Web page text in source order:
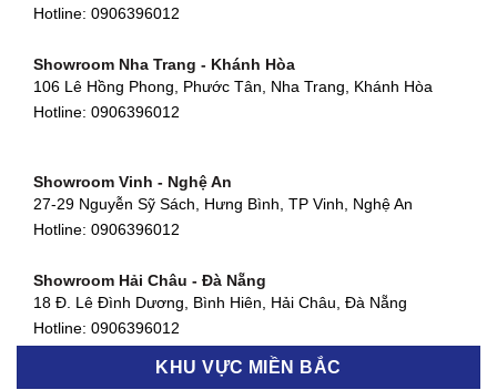
Showroom Thuận An - Bình Dương
Showroom Quận 11 - TP. HCM
Showroom Quận 4 - TP. HCM
127 Khánh Hội, Phường 3, Quận 4,TP. HCM
Showroom Quận 7 - TP. HCM
877 Huỳnh Tấn Phát, Phú Thuận, Quận 7, TP HCM
Hotline:0906396012
Hotline: 0906396012
Showroom Nha Trang - Khánh Hòa
106 Lê Hồng Phong, Phước Tân, Nha Trang, Khánh Hòa
Hotline: 0906396012
Showroom Vinh - Nghệ An
27-29 Nguyễn Sỹ Sách, Hưng Bình, TP Vinh, Nghệ An
Hotline: 0906396012
Showroom Hải Châu - Đà Nẵng
18 Đ. Lê Đình Dương, Bình Hiên, Hải Châu, Đà Nẵng
Hotline: 0906396012
Showroom Thanh Khê - Đà Nẵng
KHU VỰC MIỀN BẮC